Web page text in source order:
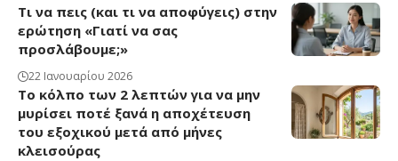
Τι να πεις (και τι να αποφύγεις) στην
ερώτηση «Γιατί να σας
προσλάβουμε;»
22 Ιανουαρίου 2026
Το κόλπο των 2 λεπτών για να μην
μυρίσει ποτέ ξανά η αποχέτευση
του εξοχικού μετά από μήνες
κλεισούρας